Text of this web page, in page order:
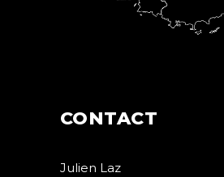
CONTACT
Julien Laz